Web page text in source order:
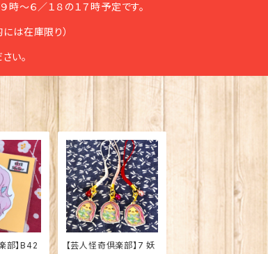
〜６／１８の１７時予定です。
は在庫限り）
い。
部】B42
【芸人怪奇倶楽部】7 妖